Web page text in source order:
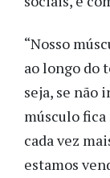
“Nosso
ao longo do
seja, se não
músculo
cada vez
estamos